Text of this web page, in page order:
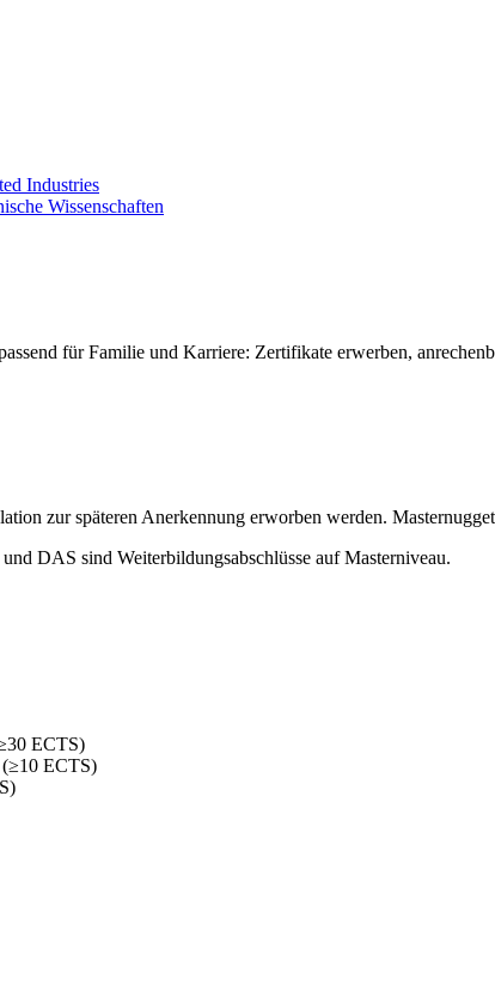
Industries
Wissenschaften
für Familie und Karriere: Zertifikate erwerben,
zur späteren Anerkennung erworben werden.
DAS sind Weiterbildungsabschlüsse auf Masterniveau.
ECTS)
(≥10 ECTS)